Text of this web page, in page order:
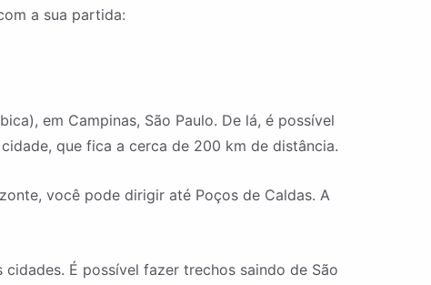
a sua partida:
em Campinas, São Paulo. De lá, é possível
que fica a cerca de 200 km de distância.
você pode dirigir até Poços de Caldas. A
É possível fazer trechos saindo de São